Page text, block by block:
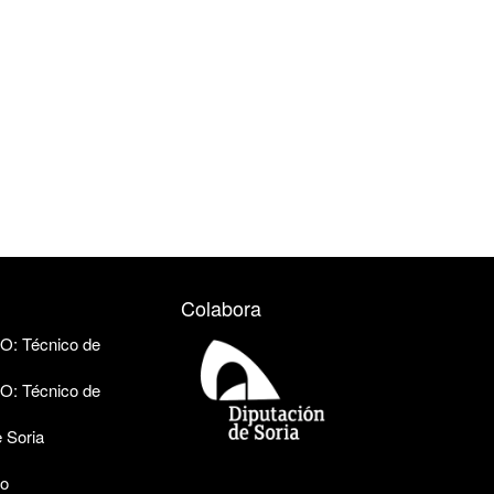
Técnico de
Técnico de
Soria
Colabora